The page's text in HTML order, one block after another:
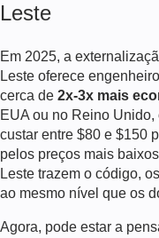
Leste
Em 2025, a
Leste oferece
cerca de 2x-3x mais
EUA ou no Reino
custar entre $80 e $150
pelos preços mais
Leste trazem o código,
ao mesmo nível que os
Agora, pode estar a